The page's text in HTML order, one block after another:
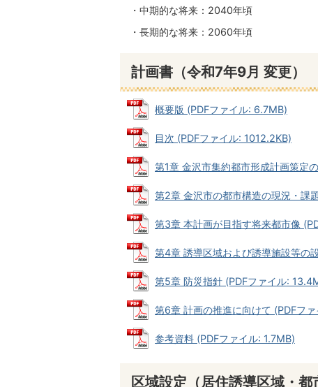
・中期的な将来：2040年頃
・長期的な将来：2060年頃
計画書（令和7年9月 変更）
概要版 (PDFファイル: 6.7MB)
目次 (PDFファイル: 1012.2KB)
第1章 金沢市集約都市形成計画策定
第2章 金沢市の都市構造の現況・課
第3章 本計画が目指す将来都市像
第4章 誘導区域および誘導施設等の
第5章 防災指針 (PDFファイル:
第6章 計画の推進に向けて (PDFフ
参考資料 (PDFファイル: 1.7MB)
区域設定（居住誘導区域・都